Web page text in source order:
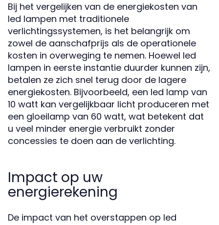
Bij het vergelijken van de energiekosten van
led lampen met traditionele
verlichtingssystemen, is het belangrijk om
zowel de aanschafprijs als de operationele
kosten in overweging te nemen. Hoewel led
lampen in eerste instantie duurder kunnen zijn,
betalen ze zich snel terug door de lagere
energiekosten. Bijvoorbeeld, een led lamp van
10 watt kan vergelijkbaar licht produceren met
een gloeilamp van 60 watt, wat betekent dat
u veel minder energie verbruikt zonder
concessies te doen aan de verlichting.
Impact op uw
energierekening
De impact van het overstappen op led